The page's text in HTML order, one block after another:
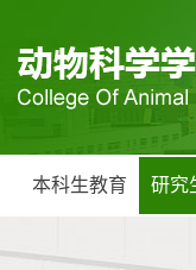
本科生教育 研究